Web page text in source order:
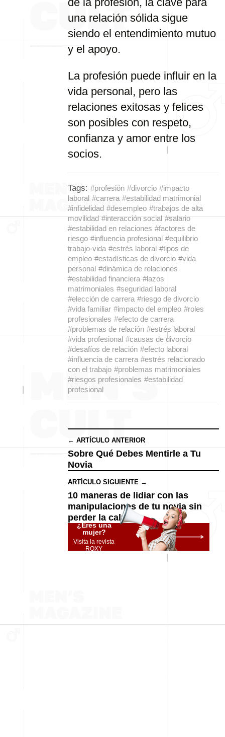
una relación sólida sigue
siendo el entendimiento mutuo
y el apoyo.
La profesión puede influir en la
vida personal, pero las
relaciones exitosas y felices
son posibles con respeto,
confianza y amor entre los
socios.
Tags: #profesión #divorcio #impacto
laboral #carrera #estabilidad matrimonial
#infidelidad #desempleo #trabajos de alta
movilidad #interacción social #salario
#estabilidad en relaciones #factores de
riesgo #influencia profesional #equilibrio
trabajo-vida #estrés laboral #tipos de
empleo #estadísticas de divorcio #vida
personal #dinámica de relaciones
#estabilidad financiera #lazos
matrimoniales #seguridad laboral
#elección de carrera #riesgo de divorcio
#vida familiar #impacto del empleo #roles
profesionales #efecto de carrera
#problemas de relación #estrés laboral
#vida profesional #causas de divorcio
#desafíos de relación #efecto laboral
#influencia de carrera #estrés relacionado
con el trabajo #problemas matrimoniales
#riesgos profesionales #estabilidad
profesional
← ARTÍCULO ANTERIOR
Sobre Qué Debes Mentirle a Tu
Novia
ARTÍCULO SIGUIENTE →
10 maneras de lidiar con las
manipulaciones de tu novia sin
perder la calma
¿Eres una
mujer?
Visita la revista
ROXY